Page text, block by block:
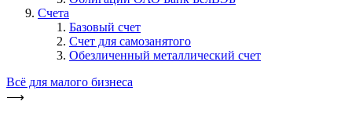
Счета
Базовый счет
Счет для самозанятого
Обезличенный металлический счет
Всё для малого бизнеса
⟶